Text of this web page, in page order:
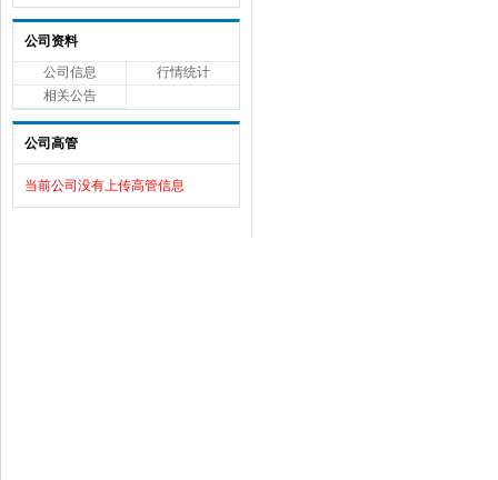
公司资料
公司信息
行情统计
相关公告
公司高管
当前公司没有上传高管信息